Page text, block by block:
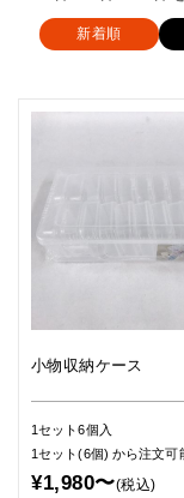
新着順
小物収納ケース
1セット6個入
1セット(6個) から注文可
¥1,980〜(税込)